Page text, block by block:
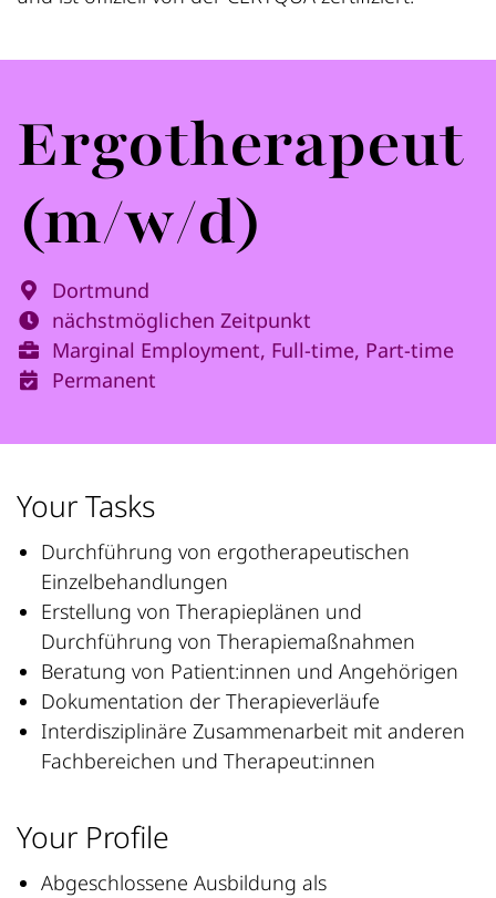
Ergotherapeut
(m/w/d)
Dortmund
nächstmöglichen Zeitpunkt
Marginal Employment, Full-time, Part-time
Permanent
Your Tasks
Durchführung von ergotherapeutischen
Einzelbehandlungen
Erstellung von Therapieplänen und
Durchführung von Therapiemaßnahmen
Beratung von Patient:innen und Angehörigen
Dokumentation der Therapieverläufe
Interdisziplinäre Zusammenarbeit mit anderen
Fachbereichen und Therapeut:innen
Your Profile
Abgeschlossene Ausbildung als